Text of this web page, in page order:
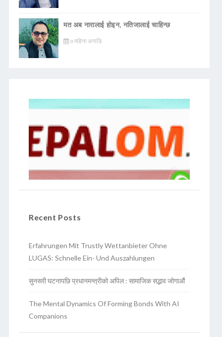
मत अब नारालाई होइन, नतिजालाई चाहिन्छ
७ महिना अगाडि
Recent Posts
Erfahrungen Mit Trustly Wettanbieter Ohne
LUGAS: Schnelle Ein- Und Auszahlungen
सुनसरी घटनापछि प्रधानमन्त्रीको अपिल : सामाजिक सद्भाव जोगाऔं
The Mental Dynamics Of Forming Bonds With AI
Companions